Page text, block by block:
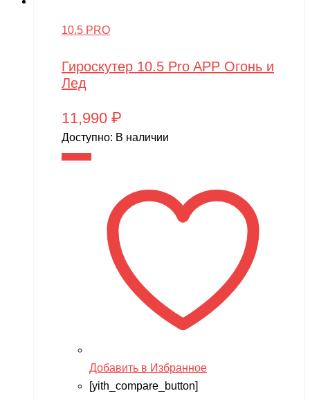
10.5 PRO
Гироскутер 10.5 Pro APP Огонь и
Лед
11,990 ₽
Доступно: В наличии
Добавить в Избранное
[yith_compare_button]